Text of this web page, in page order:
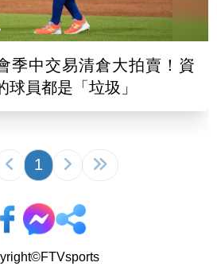
季中交易清倉大拍賣！資
員都是「垃圾」
1